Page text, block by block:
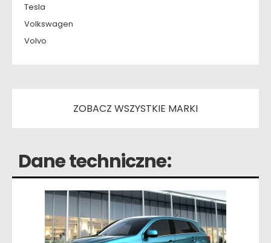
Tesla
Volkswagen
Volvo
ZOBACZ WSZYSTKIE MARKI
Dane techniczne: